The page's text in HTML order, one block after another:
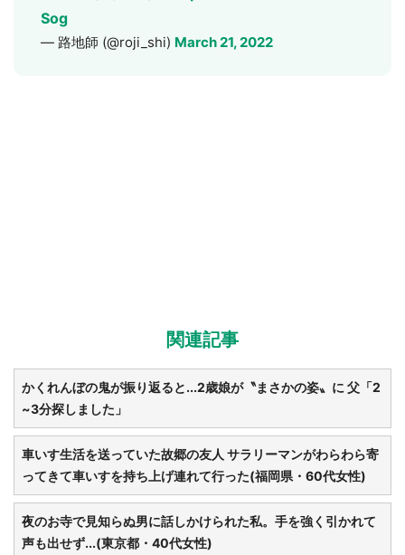
Sog
— 路地師 (@roji_shi) March 21, 2022
関連記事
かくれんぼの鬼が振り返ると...2歳娘が〝まさかの姿〟に 父「2
~3分探しました」
車いす生活を送っていた故郷の友人 サラリーマンがわらわら寄
ってきて車いすを持ち上げ連れて行った(福岡県・60代女性)
夜のお寺で見知らぬ男に話しかけられた私。手を強く引かれて
声も出せず...(東京都・40代女性)